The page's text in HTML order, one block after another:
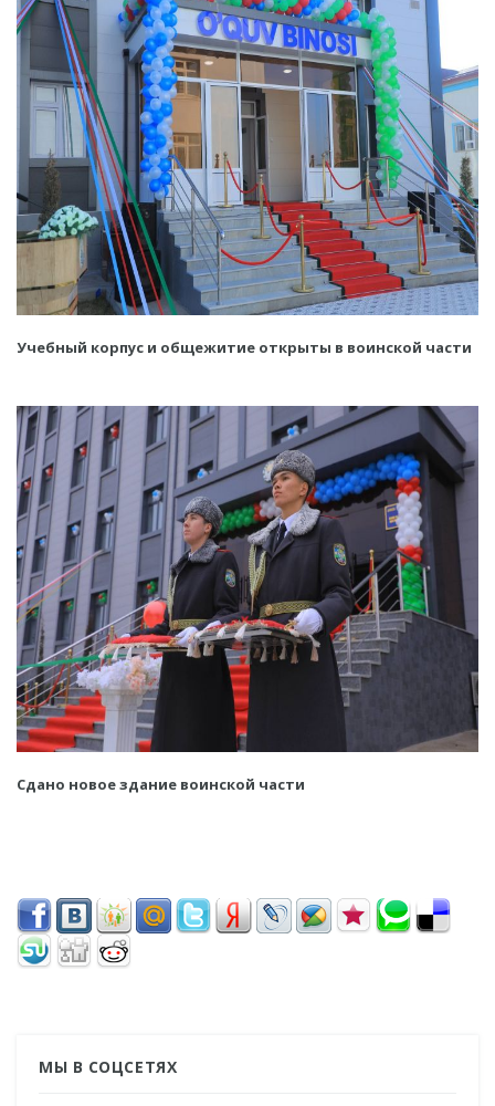
Учебный корпус и общежитие открыты в воинской части
Сдано новое здание воинской части
МЫ В СОЦСЕТЯХ